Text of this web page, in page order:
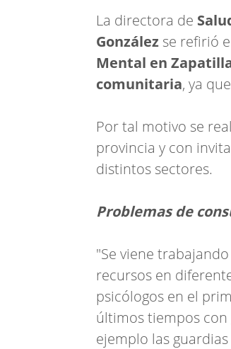
La directora de
González se refirió
Mental en
comunitaria, ya
Por tal motivo se
provincia y con
distintos sectores.
Problemas de
"Se viene
recursos en
psicólogos en el
últimos tiempos con
ejemplo las